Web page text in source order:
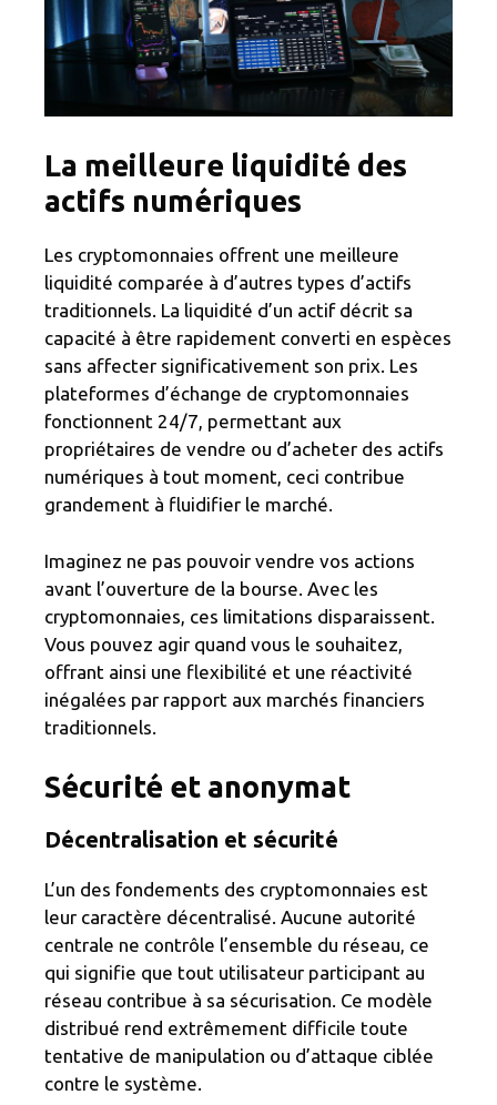
La meilleure liquidité des
actifs numériques
Les cryptomonnaies offrent une meilleure
liquidité comparée à d’autres types d’actifs
traditionnels. La liquidité d’un actif décrit sa
capacité à être rapidement converti en espèces
sans affecter significativement son prix. Les
plateformes d’échange de cryptomonnaies
fonctionnent 24/7, permettant aux
propriétaires de vendre ou d’acheter des actifs
numériques à tout moment, ceci contribue
grandement à fluidifier le marché.
Imaginez ne pas pouvoir vendre vos actions
avant l’ouverture de la bourse. Avec les
cryptomonnaies, ces limitations disparaissent.
Vous pouvez agir quand vous le souhaitez,
offrant ainsi une flexibilité et une réactivité
inégalées par rapport aux marchés financiers
traditionnels.
Sécurité et anonymat
Décentralisation et sécurité
L’un des fondements des cryptomonnaies est
leur caractère décentralisé. Aucune autorité
centrale ne contrôle l’ensemble du réseau, ce
qui signifie que tout utilisateur participant au
réseau contribue à sa sécurisation. Ce modèle
distribué rend extrêmement difficile toute
tentative de manipulation ou d’attaque ciblée
contre le système.